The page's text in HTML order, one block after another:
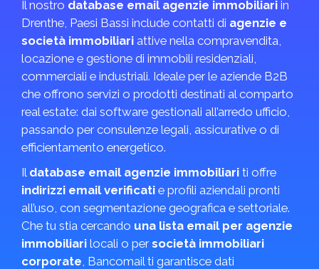
Il nostro database email agenzie immobiliari in
Drenthe, Paesi Bassi include contatti di agenzie e
società immobiliari attive nella compravendita,
locazione e gestione di immobili residenziali,
commerciali e industriali. Ideale per le aziende B2B
che offrono servizi o prodotti destinati al comparto
real estate: dai software gestionali all’arredo ufficio,
passando per consulenze legali, assicurative o di
efficientamento energetico.
Il database email agenzie immobiliari ti offre
indirizzi email verificati e profili aziendali pronti
all’uso, con segmentazione geografica e settoriale.
Che tu stia cercando una lista email per agenzie
immobiliari locali o persocietà immobiliari
corporate, Bancomail ti garantisce dati